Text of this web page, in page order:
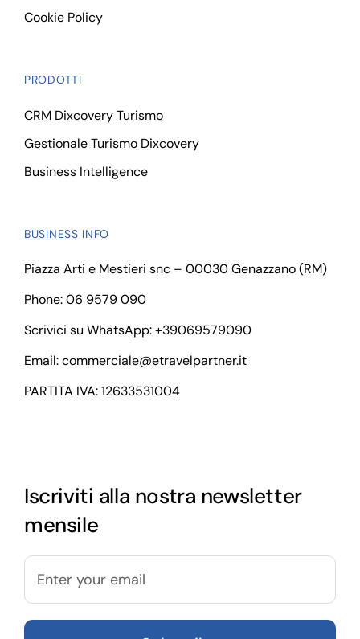
Cookie Policy
PRODOTTI
CRM Dixcovery Turismo
Gestionale Turismo Dixcovery
Business Intelligence
BUSINESS INFO
Piazza Arti e Mestieri snc – 00030 Genazzano (RM)
Phone: 06 9579 090
Scrivici su WhatsApp:+39069579090
Email:commerciale@etravelpartner.it
PARTITA IVA: 12633531004
Iscriviti alla nostra newsletter
mensile